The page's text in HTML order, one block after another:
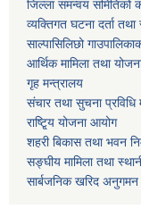
जिल्ला समन्वय समितिको
व्यक्तिगत घटना दर्ता
साल्पासिलिछो
आर्थिक मामिला तथा
गृह मन्त्रालय
संचार तथा सुचना प्रविधि
राष्टि्ृय योजना आयोग
शहरी बिकास तथा भवन
सङ्घीय मामिला तथा
सार्बजनिक खरिद अनुगमन